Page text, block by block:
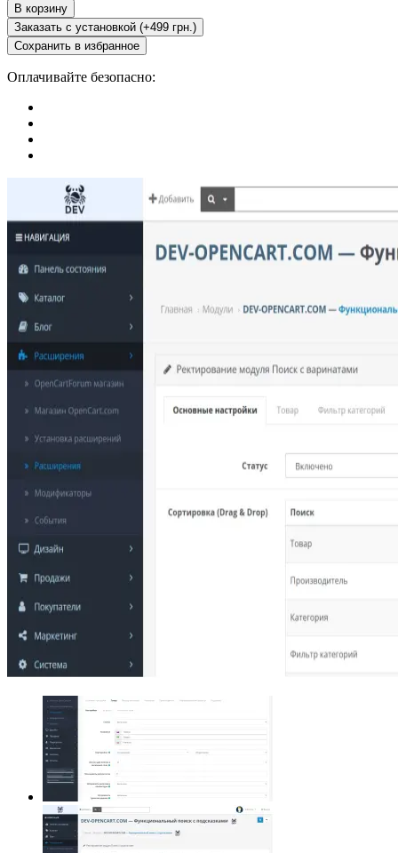
В корзину
Заказать с установкой (+499 грн.)
Сохранить в избранное
Оплачивайте безопасно: